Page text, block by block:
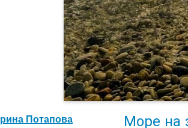
Потапова Море на